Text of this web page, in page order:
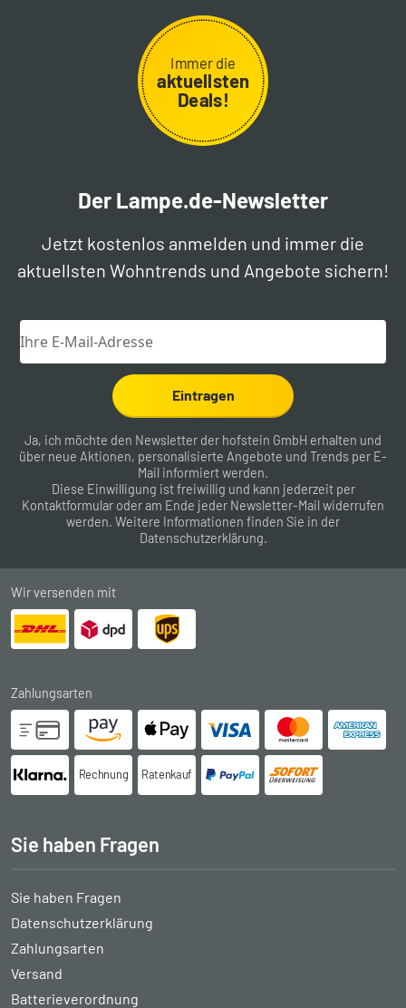
Immer die
aktuellsten
Deals!
Der Lampe.de-Newsletter
Jetzt kostenlos anmelden und immer die
aktuellsten Wohntrends und Angebote sichern!
Eintragen
Ja, ich möchte den Newsletter der hofstein GmbH erhalten und
über neue Aktionen, personalisierte Angebote und Trends per E-
Mail informiert werden.
Diese Einwilligung ist freiwillig und kann jederzeit per
Kontaktformular oder am Ende jeder Newsletter-Mail widerrufen
werden. Weitere Informationen finden Sie in der
Datenschutzerklärung.
Wir versenden mit
Zahlungsarten
Rechnung Ratenkauf
Sie haben Fragen
Sie haben Fragen
Datenschutzerklärung
Zahlungsarten
Versand
Batterieverordnung